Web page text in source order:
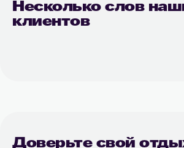
Несколько слов
клиентов
Доверьте свой